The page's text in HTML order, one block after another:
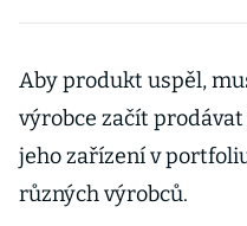
Aby produkt uspěl,
výrobce začít
jeho zařízení v
různých výrobců.